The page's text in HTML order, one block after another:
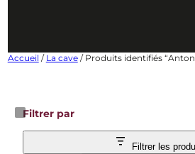
Accueil / La cave/ Produits identifiés
Filtrer par
Filtrer les